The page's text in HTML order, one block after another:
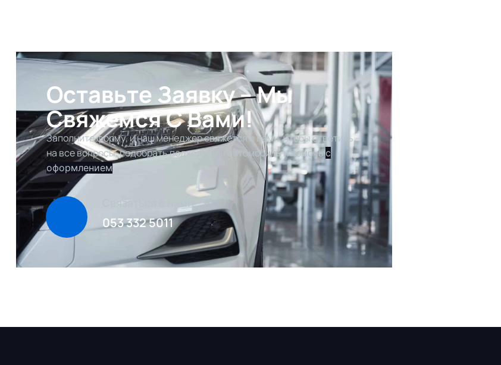
Оставьте Заявку – Мы
Свяжемся С Вами!
Заполните форму, и наш менеджер свяжется с вами, чтобы ответить
на все вопросы, подобрать подходящий автомобиль и помочьс
оформлением
Связаться с нами
053 332 5011